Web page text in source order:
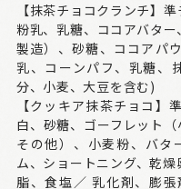
【抹茶チョコクランチ】
粉乳、乳糖、ココアバタ
製造）、砂糖、ココアパ
乳、コーンパフ、乳糖、
分、小麦、大豆を含む)
【クッキア抹茶チョコ】
白、砂糖、ゴーフレット（
その他）、小麦粉、バタ
ム、ショートニング、乾
脂、食塩／ 乳化剤、膨張